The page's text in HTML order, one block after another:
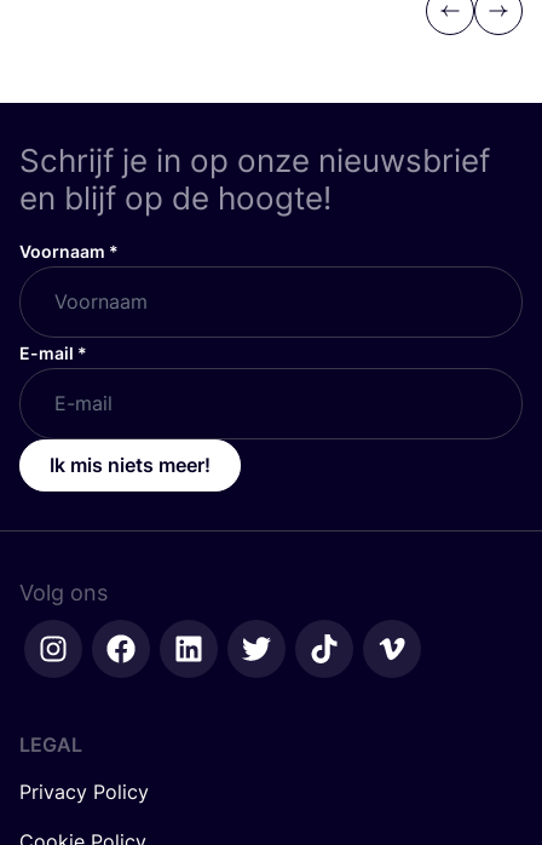
Previous
Next
Schrijf je in op onze nieuwsbrief
en blijf op de hoogte!
Voornaam *
E-mail *
Ik mis niets meer!
Volg ons
LEGAL
Privacy Policy